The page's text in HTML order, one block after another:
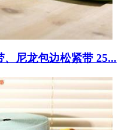
、尼龙包边松紧带 25...